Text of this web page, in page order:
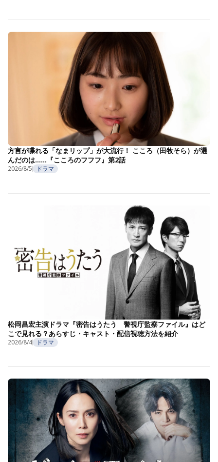
方言が喋れる「なまリップ」が大流行！ こころ（田牧そら）が選
んだのは……『こころのフフフ』第2話
2026/8/5 ドラマ
松岡昌宏主演ドラマ『密告はうたう 警視庁監察ファイル』はど
こで見れる？あらすじ・キャスト・配信視聴方法を紹介
2026/8/4 ドラマ